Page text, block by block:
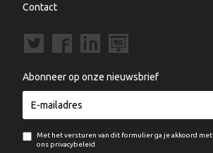
Contact
Abonneer op onze nieuwsbrief
Met het versturen van dit formulier ga je akkoord met
ons privacybeleid